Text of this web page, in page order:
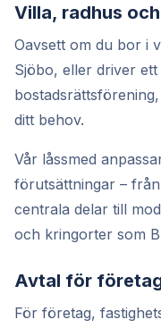
Villa, radhus
Oavsett om du bor i
Sjöbo, eller driver
ditt behov.
Vår låssmed
förutsättningar –
centrala delar till
och kringorter som
Avtal för
För företag,